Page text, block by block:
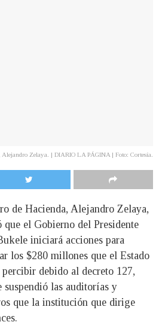
Alejandro Zelaya. | DIARIO LA PÁGINA | Foto: Cortesía.
de Hacienda, Alejandro Zelaya,
que el Gobierno del Presidente
iniciará acciones para
los $280 millones que el Estado
percibir debido al decreto 127,
suspendió las auditorías y
que la institución que dirige